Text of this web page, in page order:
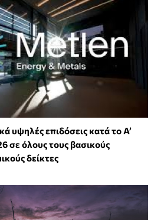
υψηλές επιδόσεις κατά το Α’
σε όλους τους βασικούς
δείκτες